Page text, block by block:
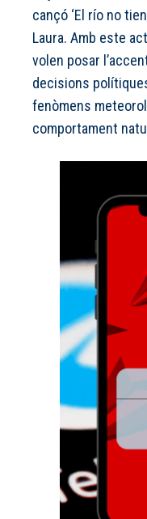
cançó ‘El río no
Laura. Amb este
volen posar
decisions
fenòmens
comportament